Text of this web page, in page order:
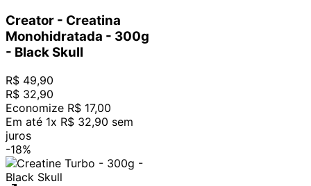
Creator - Creatina
Monohidratada - 300g
- Black Skull
R$ 49,90
R$ 32,90
Economize R$ 17,00
Em até 1x R$ 32,90 sem
juros
-18%